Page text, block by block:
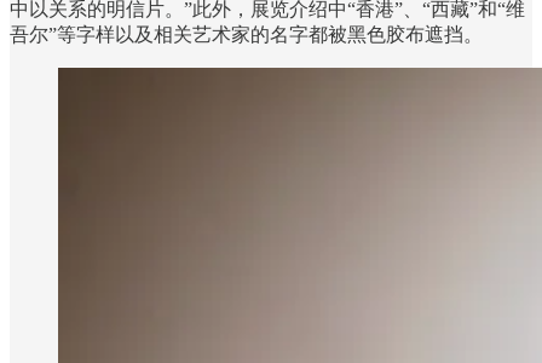
中以关系的明信片。”此外，展览介绍中“香港”、“西藏”和“维
吾尔”等字样以及相关艺术家的名字都被黑色胶布遮挡。